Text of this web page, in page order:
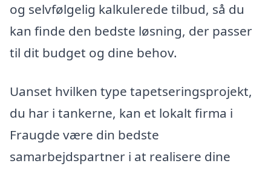
og selvfølgelig kalkulerede tilbud, så du
kan finde den bedste løsning, der passer
til dit budget og dine behov.
Uanset hvilken type tapetseringsprojekt,
du har i tankerne, kan et lokalt firma i
Fraugde være din bedste
samarbejdspartner i at realisere dine